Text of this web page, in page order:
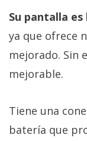
Su pantalla
ya que ofrece
mejorado. Sin
mejorable.
Tiene una
batería que